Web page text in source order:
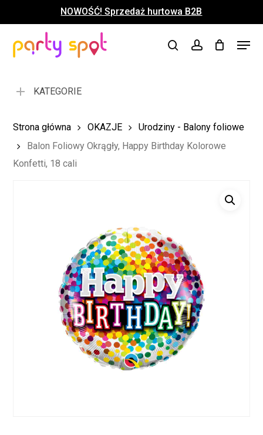
to
content
NOWOŚĆ! Sprzedaż hurtowa B2B
searchaccount
Menu
Koszyk Close
KATEGORIE
Strona główna OKAZJE
Urodziny - Balony foliowe
Balon Foliowy Okrągły, Happy Birthday Kolorowe
Konfetti, 18 cali
Menu